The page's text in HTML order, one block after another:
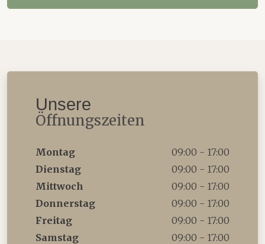
Unsere
Öffnungszeiten
Montag
09:00 - 17:00
Dienstag
09:00 - 17:00
Mittwoch
09:00 - 17:00
Donnerstag
09:00 - 17:00
Freitag
09:00 - 17:00
Samstag
09:00 - 17:00